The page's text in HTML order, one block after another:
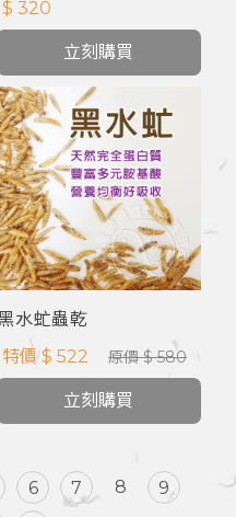
$ 320
立刻購買
水虻蟲乾
原價 $ 580
特價 $ 522
立刻購買
6 7 8
9